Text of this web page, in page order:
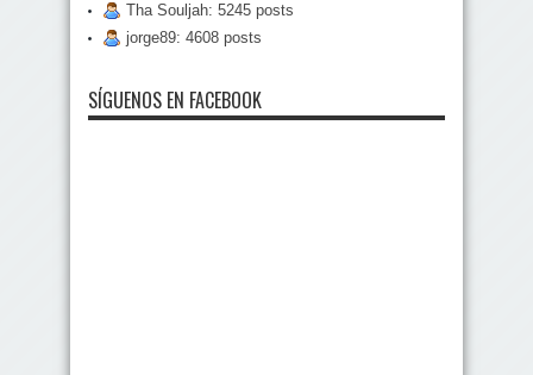
Tha Souljah: 5245 posts
jorge89: 4608 posts
SÍGUENOS EN FACEBOOK